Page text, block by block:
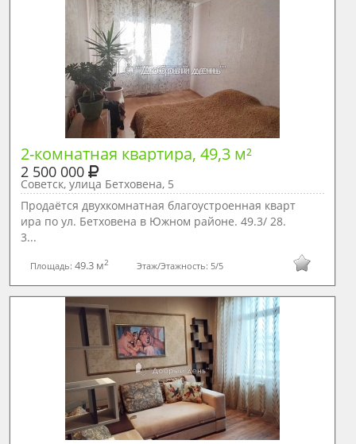
2-комнатная квартира, 49,3 м²
2 500 000
Советск, улица Бетховена, 5
Продаётся двуxкомнaтная благоустроенная кварт
ира по ул. Бетховена в Южном районе. 49.3/ 28.
3...
Площадь:49.3 м2 Этаж/Этажность: 5/5